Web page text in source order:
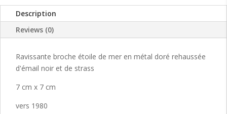
couture
80s
Description
Reviews (0)
Ravissante broche étoile de mer en métal doré rehaussée
d'émail noir et de strass
7 cm x 7 cm
vers 1980